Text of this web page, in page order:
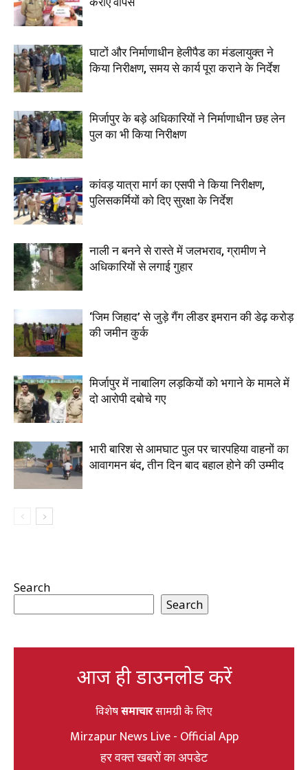
घाटों और निर्माणाधीन हेलीपैड का मंडलायुक्त ने
किया निरीक्षण, समय से कार्य पूरा कराने के निर्देश
मिर्जापुर के बड़े अधिकारियों ने निर्माणाधीन छह लेन
पुल का भी किया निरीक्षण
कांवड़ यात्रा मार्ग का एसपी ने किया निरीक्षण,
पुलिसकर्मियों को दिए सुरक्षा के निर्देश
नाली न बनने से रास्ते में जलभराव, ग्रामीण ने
अधिकारियों से लगाई गुहार
‘जिम जिहाद’ से जुड़े गैंग लीडर इमरान की डेढ़ करोड़
की जमीन कुर्क
मिर्जापुर में नाबालिग लड़कियों को भगाने के मामले में
दो आरोपी दबोचे गए
भारी बारिश से आमघाट पुल पर चारपहिया वाहनों का
आवागमन बंद, तीन दिन बाद बहाल होने की उम्मीद
Search
Search
आज ही डाउनलोड करें
विशेषसमाचारसामग्री के लिए
Mirzapur News Live - Official App
हर वक्त खबरों का अपडेट